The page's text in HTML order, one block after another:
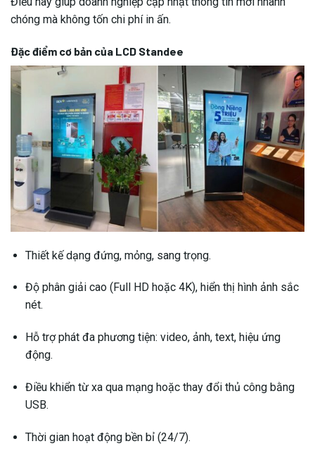
chóng mà không tốn chi phí in ấn.
Đặc điểm cơ bản của LCD Standee
Thiết kế dạng đứng, mỏng, sang trọng.
Độ phân giải cao (Full HD hoặc 4K), hiển thị hình ảnh sắc
nét.
Hỗ trợ phát đa phương tiện: video, ảnh, text, hiệu ứng
động.
Điều khiển từ xa qua mạng hoặc thay đổi thủ công bằng
USB.
Thời gian hoạt động bền bỉ (24/7).